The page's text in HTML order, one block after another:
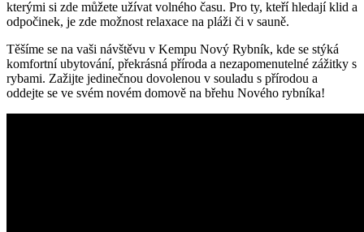
kterými si zde můžete užívat volného času. Pro ty, kteří hledají klid a
odpočinek, je zde možnost relaxace na pláži či v sauně.
Těšíme se na vaši návštěvu v Kempu Nový Rybník, kde se stýká
komfortní ubytování, překrásná příroda a nezapomenutelné zážitky s
rybami. Zažijte jedinečnou dovolenou v souladu s přírodou a
oddejte se ve svém novém domově na břehu Nového rybníka!